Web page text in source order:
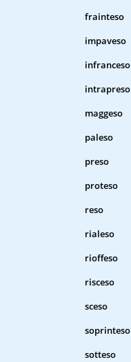
frainteso
impaveso
infranceso
intrapreso
maggeso
paleso
preso
proteso
reso
rialeso
rioffeso
risceso
sceso
soprinteso
sotteso